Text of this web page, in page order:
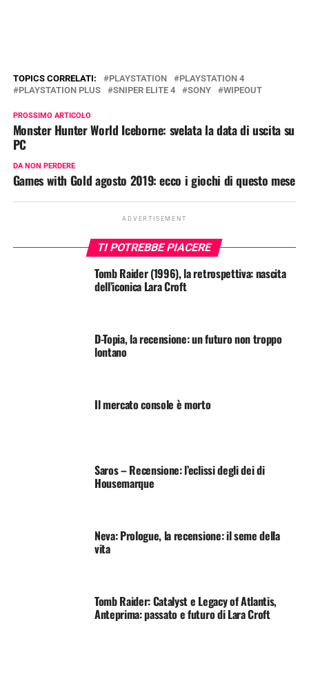
TOPICS CORRELATI: PLAYSTATION
PLAYSTATION 4
PLAYSTATION PLUS
SNIPER ELITE 4 SONY WIPEOUT
PROSSIMO ARTICOLO
Monster Hunter World Iceborne: svelata la data di uscita su
PC
DA NON PERDERE
Games with Gold agosto 2019: ecco i giochi di questo mese
ADVERTISEMENT
TI POTREBBE PIACERE
Tomb Raider (1996), la retrospettiva: nascita
dell’iconica Lara Croft
D-Topia, la recensione: un futuro non troppo
lontano
Il mercato console è morto
Saros – Recensione: l’eclissi degli dei di
Housemarque
Neva: Prologue, la recensione: il seme della
vita
Tomb Raider: Catalyst e Legacy of Atlantis,
Anteprima: passato e futuro di Lara Croft